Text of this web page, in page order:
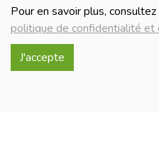
Pour en savoir plus,
politique de confidentialité et
J'accepte